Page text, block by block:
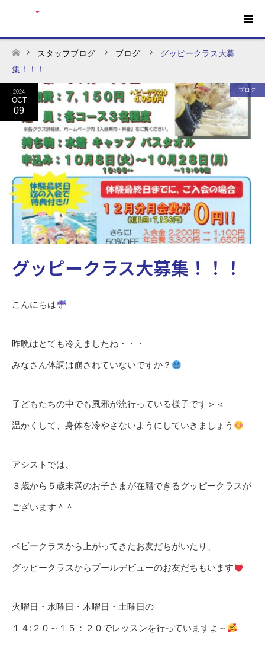
ホーム
スタッフブログ ブログ
グッピークラス大募
集！！！
2024
OCT
09
ブログ
グッピークラス大募集！！！
こんにちは
昨晩はとても冷えましたね・・・
みなさん体調は崩されていないですか？
子どもたちの中でも風邪が流行っている様子です＞＜
温かくして、身体を冷やさないようにしていきましょう
アシストでは、
３歳から５歳未満のお子さまが在籍できるグッピークラスが
ございます＾＾
ベビークラスから上がってきたお友だちがいたり、
グッピークラスからプールデビューのお友だちもいます
火曜日・水曜日・木曜日・土曜日の
１４:２０～１５：２０でレッスンを行っていますよ～